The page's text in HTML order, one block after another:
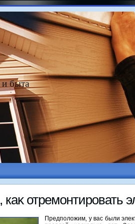
быта
отремонтировать
Предположим, у вас были